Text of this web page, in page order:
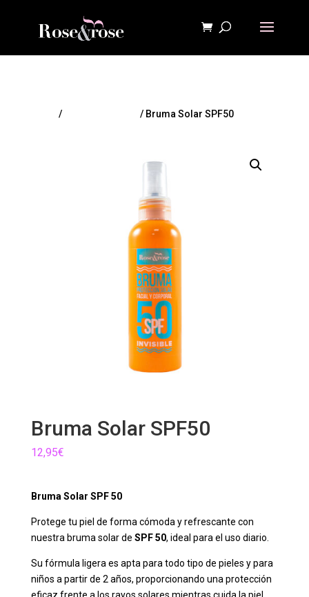
/ / Bruma Solar SPF50
Bruma Solar SPF50
12,95€
Bruma Solar SPF 50
Protege tu piel de forma cómoda y refrescante con
nuestra bruma solar de SPF 50, ideal para el uso diario.
Su fórmula ligera es apta para todo tipo de pieles y para
niños a partir de 2 años, proporcionando una protección